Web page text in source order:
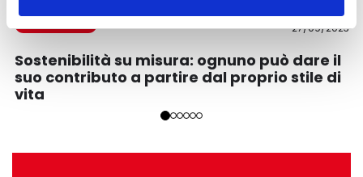
27/09/2023
Sostenibilità su misura: ognuno può dare il
suo contributo a partire dal proprio stile di
vita